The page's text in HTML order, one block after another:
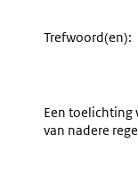
Trefwoord(en):
Een toelichting
van nadere